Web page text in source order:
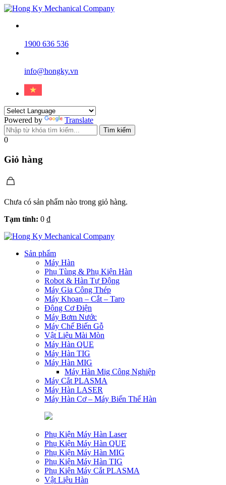
1900 636 536
info@hongky.vn
Powered by Translate
Tìm kiếm
0
Giỏ hàng
Chưa có sản phẩm nào trong giỏ hàng.
Tạm tính: 0 ₫
Sản phẩm
Máy Hàn
Phụ Tùng & Phụ Kiện Hàn
Robot & Hàn Tự Động
Máy Gia Công Thép
Máy Khoan – Cắt – Taro
Động Cơ Điện
Máy Bơm Nước
Máy Chế Biến Gỗ
Vật Liệu Mài Mòn
Máy Hàn QUE
Máy Hàn TIG
Máy Hàn MIG
Máy Hàn Mig Công Nghiệp
Máy Cắt PLASMA
Máy Hàn LASER
Máy Hàn Cơ – Máy Biến Thế Hàn
Phụ Kiện Máy Hàn Laser
Phụ Kiện Máy Hàn QUE
Phụ Kiện Máy Hàn MIG
Phụ Kiện Máy Hàn TIG
Phụ Kiện Máy Cắt PLASMA
Vật Liệu Hàn